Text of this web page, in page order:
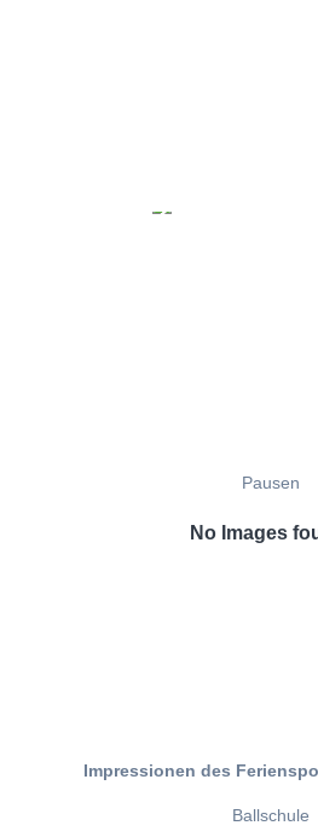
Pausen
No Images
Impressionen des
Ballschule